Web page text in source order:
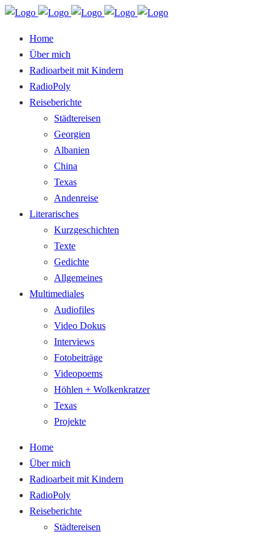
Home
Über mich
Radioarbeit mit Kindern
RadioPoly
Reiseberichte
Städtereisen
Georgien
Albanien
China
Texas
Andenreise
Literarisches
Kurzgeschichten
Texte
Gedichte
Allgemeines
Multimediales
Audiofiles
Video Dokus
Interviews
Fotobeiträge
Videopoems
Höhlen + Wolkenkratzer
Texas
Projekte
Home
Über mich
Radioarbeit mit Kindern
RadioPoly
Reiseberichte
Städtereisen